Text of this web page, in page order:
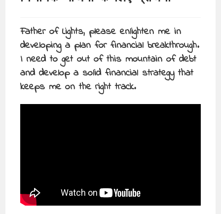
Father of Lights, please enlighten me in
developing a plan for financial breakthrough.
I need to get out of this mountain of debt
and develop a solid financial strategy that
keeps me on the right track.